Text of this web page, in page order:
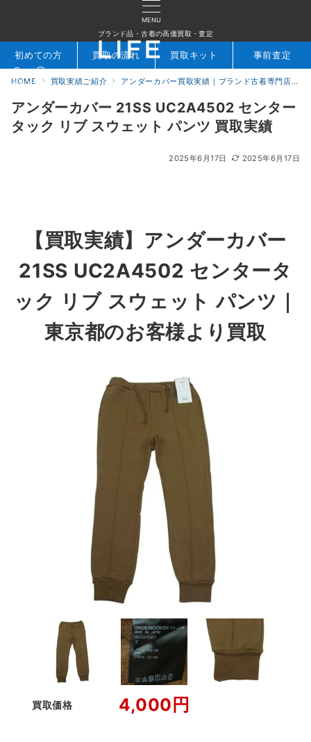
MENU
ブランド品・古着の高価買取・査定
検索 お問合せ
初めての方 買取の流れ 買取キット 事前査定
HOME 買取実績ご紹介 アンダーカバー買取実績｜ブランド古着専門店LIFE
アンダーカバー 21SS UC2A4502 センター
タック リブ スウェット パンツ 買取実績
2025年6月17日 2025年6月17日
【買取実績】アンダーカバー
21SS UC2A4502 センタータ
ック リブ スウェット パンツ｜
東京都のお客様より買取
買取価格 4,000円